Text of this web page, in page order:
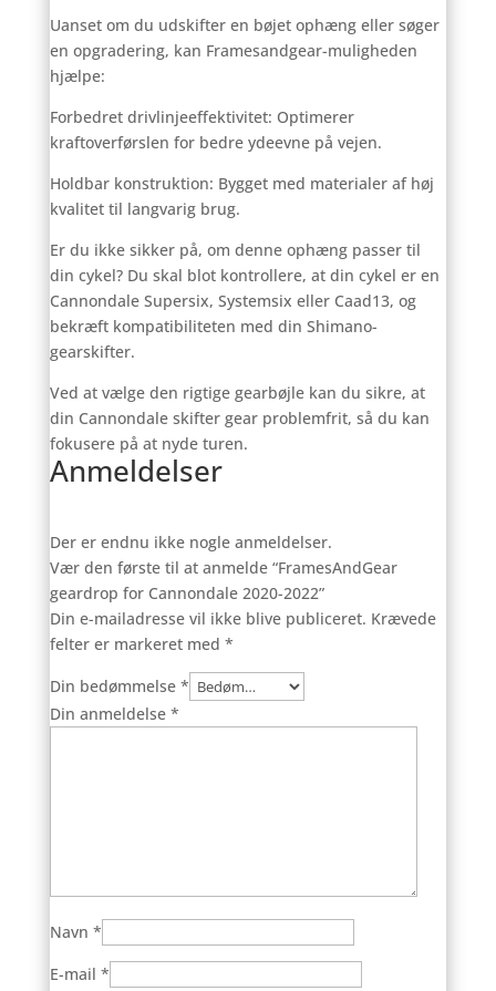
Uanset om du udskifter en bøjet ophæng eller søger
en opgradering, kan Framesandgear-muligheden
hjælpe:
Forbedret drivlinjeeffektivitet: Optimerer
kraftoverførslen for bedre ydeevne på vejen.
Holdbar konstruktion: Bygget med materialer af høj
kvalitet til langvarig brug.
Er du ikke sikker på, om denne ophæng passer til
din cykel? Du skal blot kontrollere, at din cykel er en
Cannondale Supersix, Systemsix eller Caad13, og
bekræft kompatibiliteten med din Shimano-
gearskifter.
Ved at vælge den rigtige gearbøjle kan du sikre, at
din Cannondale skifter gear problemfrit, så du kan
fokusere på at nyde turen.
Anmeldelser
Der er endnu ikke nogle anmeldelser.
Vær den første til at anmelde “FramesAndGear
geardrop for Cannondale 2020-2022”
Din e-mailadresse vil ikke blive publiceret. Krævede
felter er markeret med *
Din bedømmelse *
Din anmeldelse *
Navn *
E-mail *